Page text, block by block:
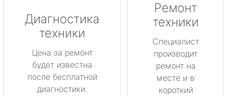
Диагностика
техники
Цена за ремонт
будет известна
после бесплатной
диагностики.
Ремонт
техники
Специалист
производит
ремонт на
месте и в
короткий